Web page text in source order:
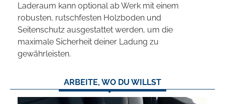
Laderaum kann optional ab Werk mit einem
robusten, rutschfesten Holzboden und
Seitenschutz ausgestattet werden, um die
maximale Sicherheit deiner Ladung zu
gewährleisten.
ARBEITE, WO DU WILLST